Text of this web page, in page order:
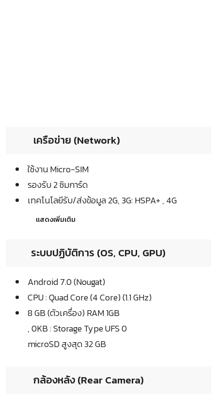
เครือข่าย (Network)
ใช้งาน Micro-SIM
รองรับ 2 ซิมการ์ด
เทคโนโลยีรับ/ส่งข้อมูล 2G, 3G: HSPA+ , 4G
แสดงเพิ่มเติม
ระบบปฏิบัติการ (OS, CPU, GPU)
Android 7.0 (Nougat)
CPU : Quad Core (4 Core) (1.1 GHz)
8 GB (ตัวเครื่อง) RAM 1GB
, 0KB : Storage Type UFS 0
microSD สูงสุด 32 GB
กล้องหลัง (Rear Camera)